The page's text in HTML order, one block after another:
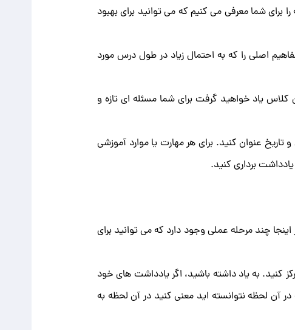
شما معرفی می کنیم که می توانید برای بهبود
اصلی را که به احتمال زیاد در طول درس مورد
یاد خواهید گرفت برای شما مسئله ای تازه و
عنوان کنید. برای هر مهارت یا موارد آموزشی
برداری کنید.
چند مرحله عملی وجود دارد که می توانید برای
کنید. به یاد داشته باشید، اگر یادداشت ‌های خود
در آن لحظه نتوانسته اید معنی کنید در آن لحظه به